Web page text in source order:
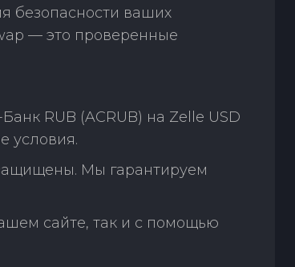
безопасности ваших
— это проверенные
RUB (ACRUB) на Zelle USD
условия.
Мы гарантируем
сайте, так и с помощью